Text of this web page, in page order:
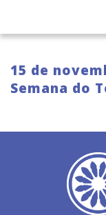
15 de
Semana do